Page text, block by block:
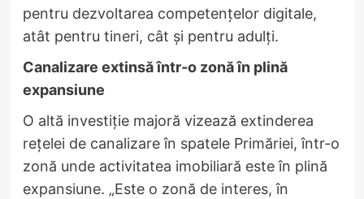
pentru dezvoltarea competențelor digitale,
atât pentru tineri, cât și pentru adulți.
Canalizare extinsă într-o zonă în plină
expansiune
O altă investiție majoră vizează extinderea
rețelei de canalizare în spatele Primăriei, într-o
zonă unde activitatea imobiliară este în plină
expansiune. „Este o zonă de interes, în